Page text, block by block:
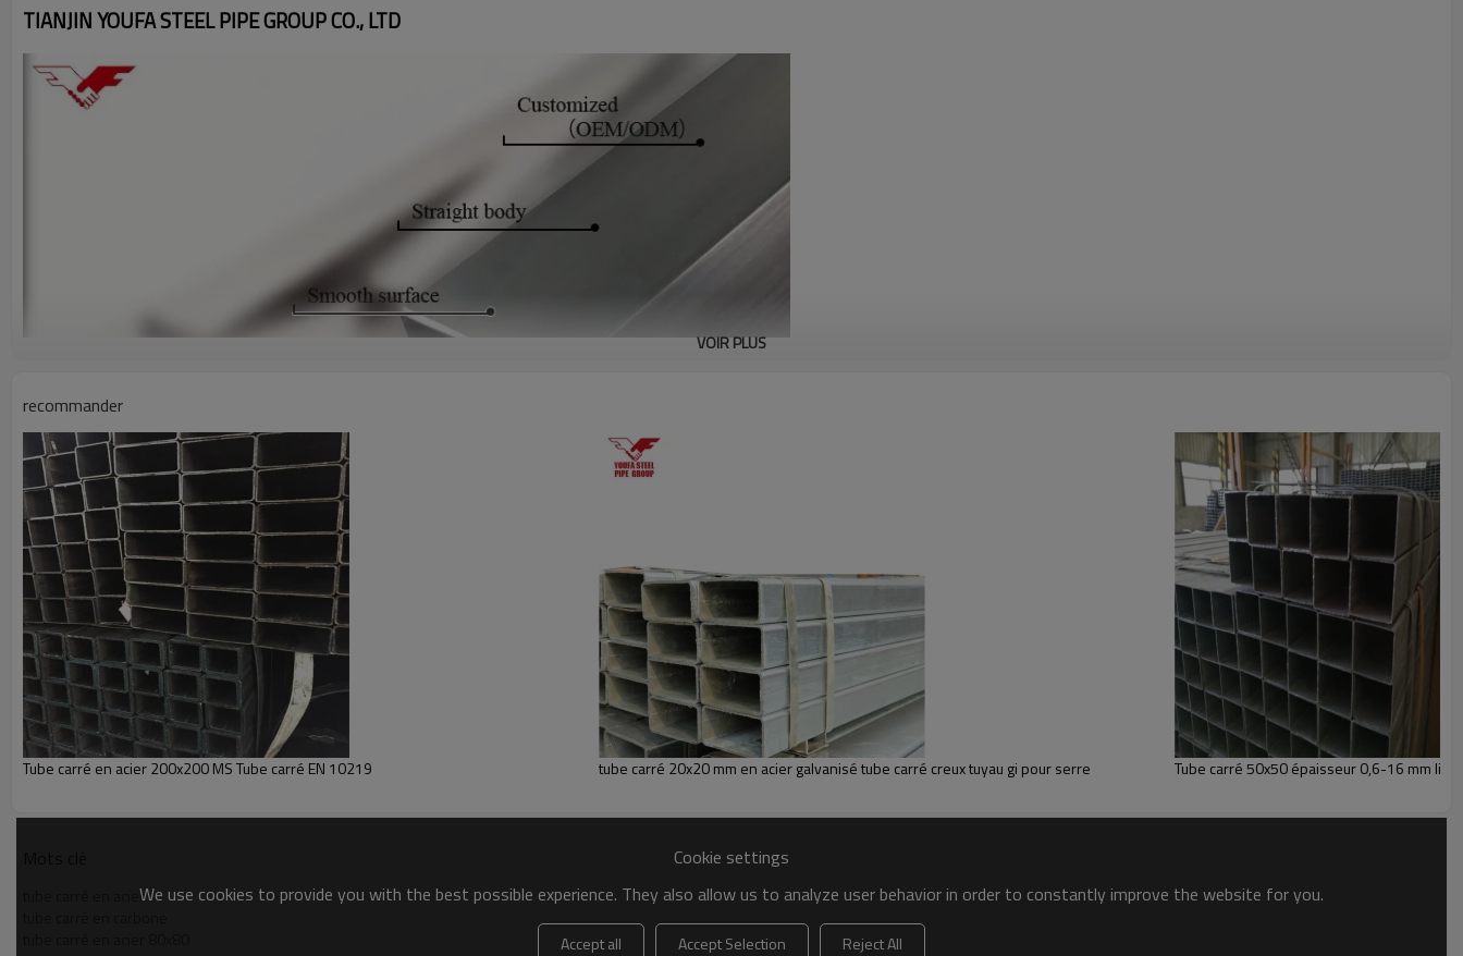
TIANJIN YOUFA STEEL PIPE GROUP CO., LTD
Tube en acier à section creuse carrée
Tube carré
Tube en acier rectangulaire
Tube en acier carré et rectangulaire
Tube carré de haute qualité de marque Youfa
VOIR PLUS
recommander
Tube carré en acier 200x200 MS Tube carré EN 10219 tube carré 20x20 mm en acier galvanisé tube carré creux tuyau gi pour serre Tube carré 50x50 épaisseur 0,6-16 mm
tube carré en acier
Cookie settings
We use cookies to provide you with the best possible experience. They also allow us to analyze user behavior in order to constantly improve the website for you.
Accept all Accept Selection Reject All